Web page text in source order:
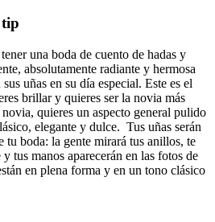
una boda de cuento de hadas y
absolutamente radiante y hermosa
uñas en su día especial. Este es el
brillar y quieres ser la novia más
quieres un aspecto general pulido
elegante y dulce. Tus uñas serán
tu boda: la gente mirará tus anillos, te
tus manos aparecerán en las fotos de
en plena forma y en un tono clásico